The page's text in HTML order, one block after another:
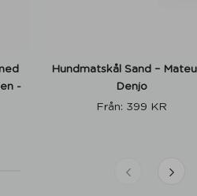
-
Hundmatskål Sand –
Denjo
Från: 399 KR